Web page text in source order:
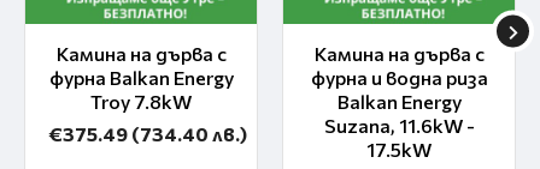
Камина на дърва с
фурна Balkan Energy
Troy 7.8kW
€375.49 (734.40 лв.)
Камина на дърва с
фурна и водна риза
Balkan Energy
Suzana, 11.6kW -
17.5kW